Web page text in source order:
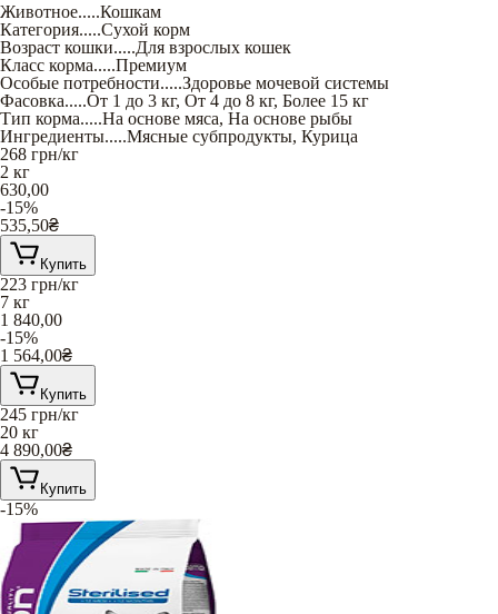
Животное.....Кошкам
Категория.....Сухой корм
Возраст кошки.....Для взрослых кошек
Класс корма.....Премиум
Особые потребности.....Здоровье мочевой системы
Фасовка.....От 1 до 3 кг, От 4 до 8 кг, Более 15 кг
Тип корма.....На основе мяса, На основе рыбы
Ингредиенты.....Мясные субпродукты, Курица
268 грн/кг
2 кг
630,00
-15%
535,50₴
Купить
223 грн/кг
7 кг
1 840,00
-15%
1 564,00₴
Купить
245 грн/кг
20 кг
4 890,00₴
Купить
-15%